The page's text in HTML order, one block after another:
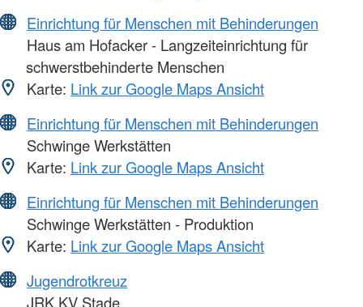
Einrichtung für Menschen mit Behinderungen
Haus am Hofacker - Langzeiteinrichtung für
schwerstbehinderte Menschen
Karte: Link zur Google Maps Ansicht
Einrichtung für Menschen mit Behinderungen
Schwinge Werkstätten
Karte: Link zur Google Maps Ansicht
Einrichtung für Menschen mit Behinderungen
Schwinge Werkstätten - Produktion
Karte: Link zur Google Maps Ansicht
Jugendrotkreuz
JRK KV Stade